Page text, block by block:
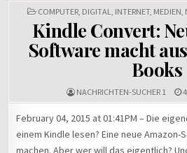
POSTED
COMPUTER, DIGITAL INTERNET, MEDIEN
Kindle Convert:
Software macht
Books
NACHRICHTEN-SUCHER 1
February 04, 2015 at 01:41PM – Die
einem Kindle lesen? Eine neue
machen. Aber wer will das eigentlich?